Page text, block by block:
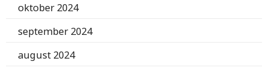
oktober 2024
september 2024
august 2024